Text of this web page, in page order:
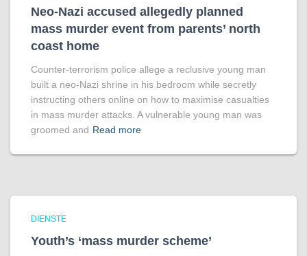
Neo-Nazi accused allegedly planned
mass murder event from parents’ north
coast home
Counter-terrorism police allege a reclusive young man
built a neo-Nazi shrine in his bedroom while secretly
instructing others online on how to maximise casualties
in mass murder attacks. A vulnerable young man was
groomed and Read more
DIENSTE
Youth’s ‘mass murder scheme’